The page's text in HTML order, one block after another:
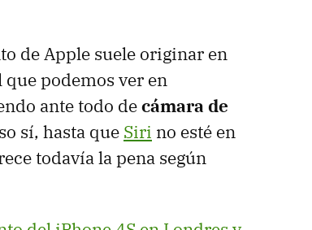
de Apple suele originar en
que podemos ver en
ante todo decámara de
sí, hasta que Siri no esté en
todavía la pena según